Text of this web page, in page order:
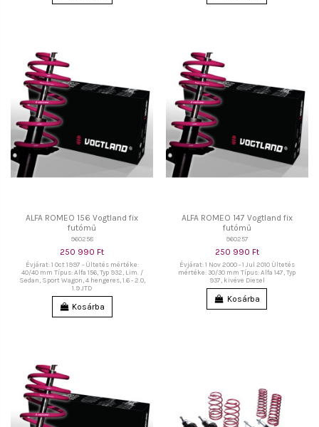
ALFA ROMEO 156 Vogtland fix
futómű
960258
250 990 Ft
Évjárat: 1 Oct 1997 - Ültetés mértéke:
40/40 mm Típus: Alfa 156, Typ 932, Lim. /
Sedan, Sport Wagon, 4 hengeres, 1.6 - 2.0,
1.9 JTD
Kosárba
ALFA ROMEO 147 Vogtland fix
futómű
960257
250 990 Ft
Évjárat: 1 Nov 2000 - 1 Jul 2010 Ültetés
mértéke: 30/30 mm Típus: Alfa 147, Typ
937, kivéve Diesel
Kosárba